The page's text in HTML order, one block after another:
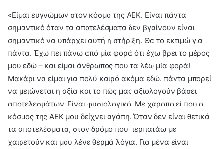
«Είμαι ευγνώμων στον κόσμο της ΑΕΚ. Είναι πάντα
σημαντικό όταν τα αποτελέσματα δεν βγαίνουν είναι
σημαντικό να υπάρχει αυτή η στήριξη. Θα το εκτιμώ για
πάντα. Έχω πει πάνω από μία φορά ότι έχω βρει το μέρος
μου εδώ – και είμαι άνθρωπος που τα λέω μία φορά!
Μακάρι να είμαι για πολύ καιρό ακόμα εδώ. πάντα μπορεί
να μειώνεται η αξία και το πώς μας αξιολογούν βάσει
αποτελεσμάτων. Είναι φυσιολογικό. Με χαροποιεί που ο
κόσμος της ΑΕΚ μου δείχνει αγάπη. Όταν δεν είναι θετικά
τα αποτελέσματα, στον δρόμο που περπατάω με
χαιρετούν και μου λένε θερμά λόγια. Για μένα είναι